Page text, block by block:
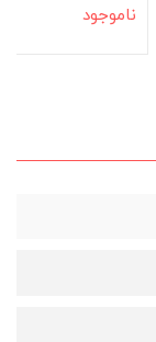
ناموجود